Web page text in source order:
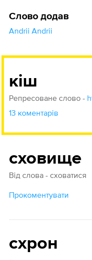
Слово додав
Andrii Andrii
кіш
Репресоване слово -
13 коментарів
сховище
Від слова - сховатися
Прокоментувати
схрон